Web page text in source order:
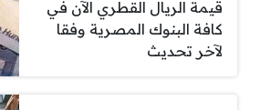
قيمة الريال القطري الآن في
كافة البنوك المصرية وفقا
لآخر تحديث